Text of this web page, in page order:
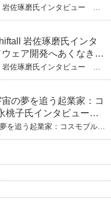
岩佐琢磨氏インタビュー
岩佐琢磨氏インタ
ェア開発へあくなき挑
は
岩佐琢磨氏インタビュー
の夢を追う起業家：コ
桃子氏インタビュー
を追う起業家：コスモブルー